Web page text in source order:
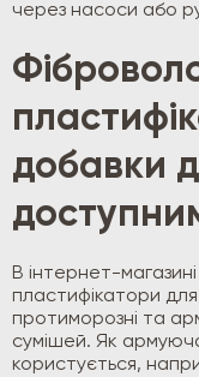
через насоси або
добавки
В інтернет-
пластифікатори для
протиморозні та
сумішей. Як
користується,